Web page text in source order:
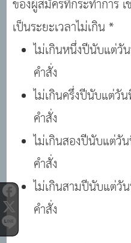
เป็นระยะเวลาไม่เกิน *
ไม่เกินหนึ่งปีนับแต่วั
คำสั่ง
ไม่เกินครึ่งปีนับแต่วั
คำสั่ง
ไม่เกินสองปีนับแต่วั
คำสั่ง
ไม่เกินสามปีนับแต่วั
คำสั่ง